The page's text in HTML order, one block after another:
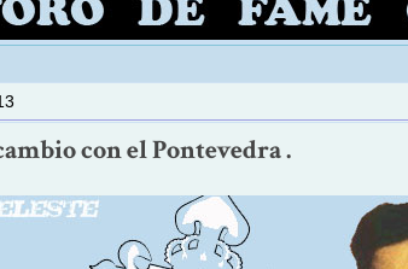
con el Pontevedra .